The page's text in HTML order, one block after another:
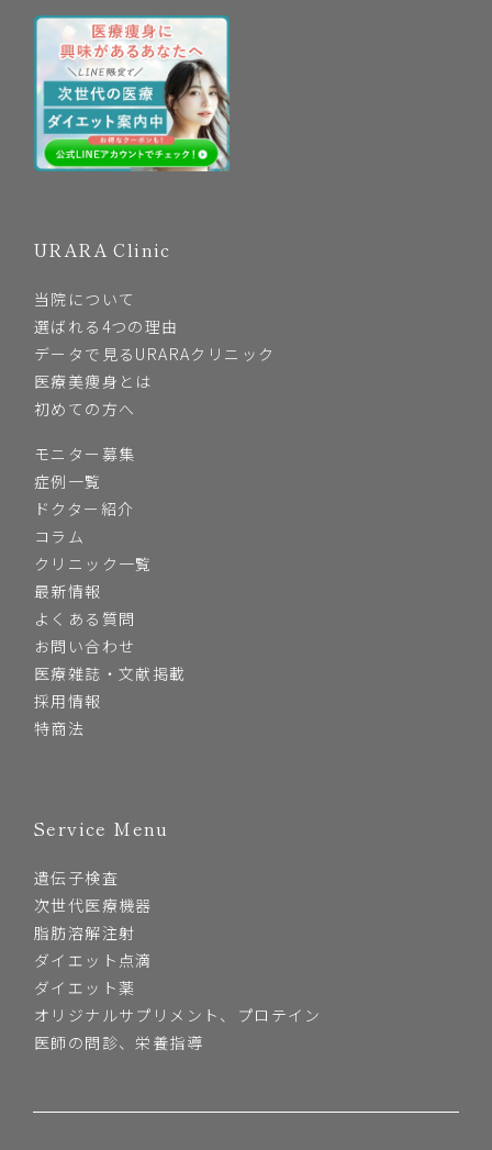
URARA Clinic
当院について
選ばれる4つの理由
データで見るURARAクリニック
医療美痩身とは
初めての方へ
モニター募集
症例一覧
ドクター紹介
コラム
クリニック一覧
最新情報
よくある質問
お問い合わせ
医療雑誌・文献掲載
採用情報
特商法
Service Menu
遺伝子検査
次世代医療機器
脂肪溶解注射
ダイエット点滴
ダイエット薬
オリジナルサプリメント、プロテイン
医師の問診、栄養指導